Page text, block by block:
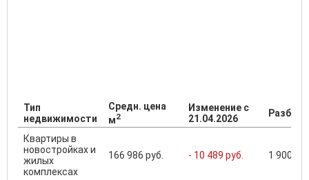
Тип
недвижимости
Средн. цена
м2
Изменение с
21.04.2026
Квартиры в
новостройках и
жилых
комплексах
166 986 руб. - 10 489 руб. 1 900